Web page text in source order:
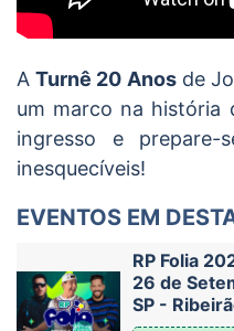
ATurnê 20 Anosde
um marco na história
ingresso e prepare-
inesquecíveis!
EVENTOS EM
RP Folia
26 de
SP -